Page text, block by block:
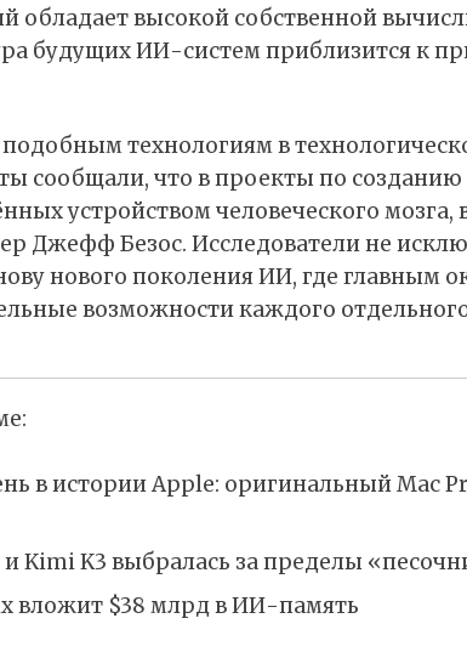
обладает высокой собственной
будущих ИИ-систем приблизится к
технологиям в
сообщали, что в проекты по
устройством человеческого
Джефф Безос. Исследователи не
нового поколения ИИ, где главным
возможности каждого
в истории Apple: оригинальный Mac
и Kimi K3 выбралась за пределы
вложит $38 млрд в ИИ-память